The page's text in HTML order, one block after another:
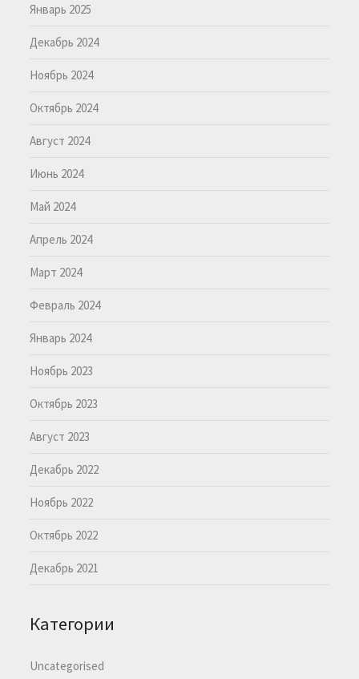
Январь 2025
Декабрь 2024
Ноябрь 2024
Октябрь 2024
Август 2024
Июнь 2024
Май 2024
Апрель 2024
Март 2024
Февраль 2024
Январь 2024
Ноябрь 2023
Октябрь 2023
Август 2023
Декабрь 2022
Ноябрь 2022
Октябрь 2022
Декабрь 2021
Категории
Uncategorised